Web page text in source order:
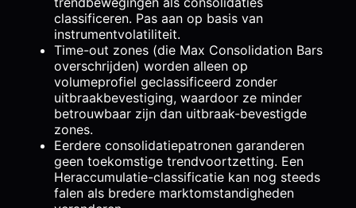
classificeren. Pas aan op basis van
instrumentvolatiliteit.
Time-out zones (die Max Consolidation Bars
overschrijden) worden alleen op
volumeprofiel geclassificeerd zonder
uitbraakbevestiging, waardoor ze minder
betrouwbaar zijn dan uitbraak-bevestigde
zones.
Eerdere consolidatiepatronen garanderen
geen toekomstige trendvoortzetting. Een
Heraccumulatie-classificatie kan nog steeds
falen als bredere marktomstandigheden